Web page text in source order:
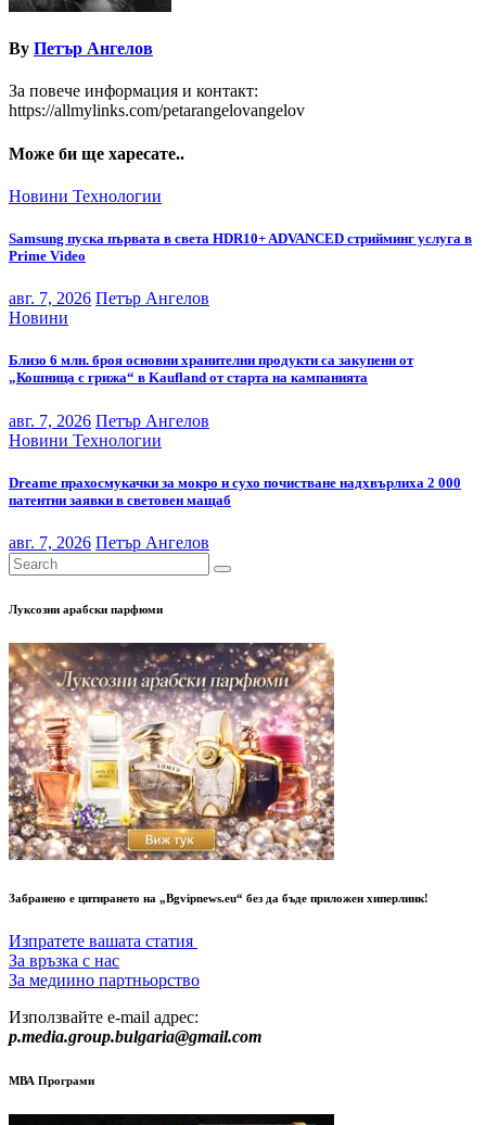
By Петър Ангелов
За повече информация и контакт:
https://allmylinks.com/petarangelovangelov
Може би ще харесате..
Новини Технологии
Samsung пуска първата в света HDR10+ ADVANCED стрийминг услуга в
Prime Video
авг. 7, 2026 Петър Ангелов
Новини
Близо 6 млн. броя основни хранителни продукти са закупени от
„Кошница с грижа“ в Kaufland от старта на кампанията
авг. 7, 2026 Петър Ангелов
Новини Технологии
Dreame прахосмукачки за мокро и сухо почистване надхвърлиха 2 000
патентни заявки в световен мащаб
авг. 7, 2026 Петър Ангелов
Луксозни арабски парфюми
Забранено е цитирането на „Bgvipnews.eu“ без да бъде приложен хиперлинк!
Изпратете вашата статия
За връзка с нас
За медиино партньорство
Използвайте e-mail адрес:
p.media.group.bulgaria@gmail.com
МВА Програми